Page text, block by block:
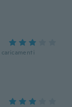
caricamenti